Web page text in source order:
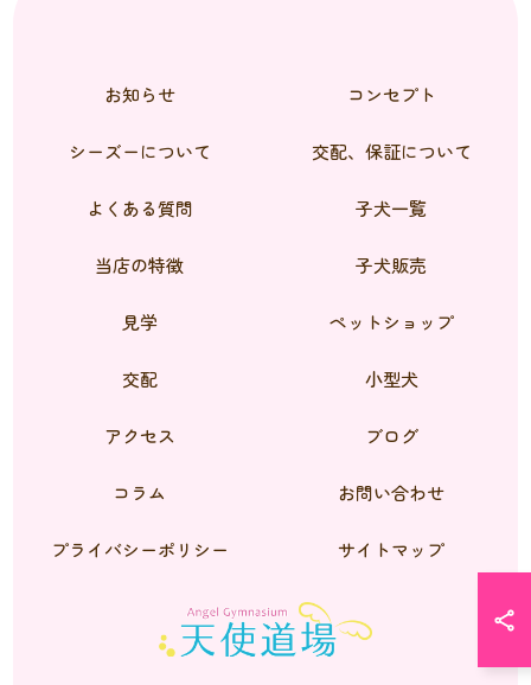
お知らせ コンセプト
シーズーについて 交配、保証について
よくある質問 子犬一覧
当店の特徴 子犬販売
見学 ペットショップ
交配 小型犬
アクセス ブログ
コラム お問い合わせ
プライバシーポリシー サイトマップ